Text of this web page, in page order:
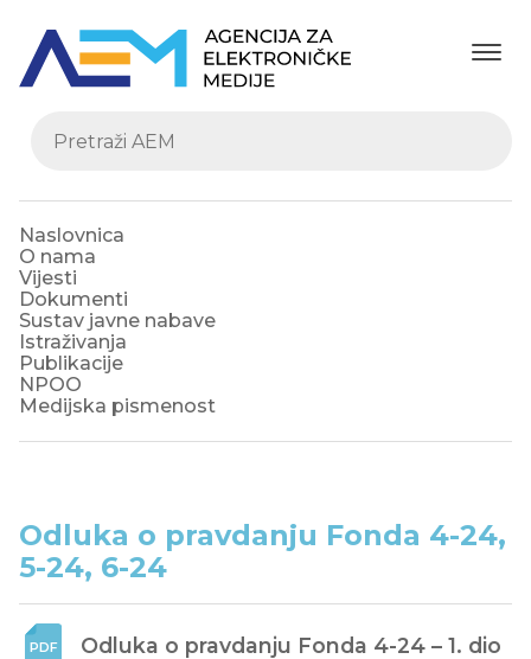
Naslovnica
O nama
Vijesti
Dokumenti
Sustav javne nabave
Istraživanja
Publikacije
NPOO
Medijska pismenost
Odluka o pravdanju Fonda 4-24,
5-24, 6-24
Odluka o pravdanju Fonda 4-24 – 1. dio